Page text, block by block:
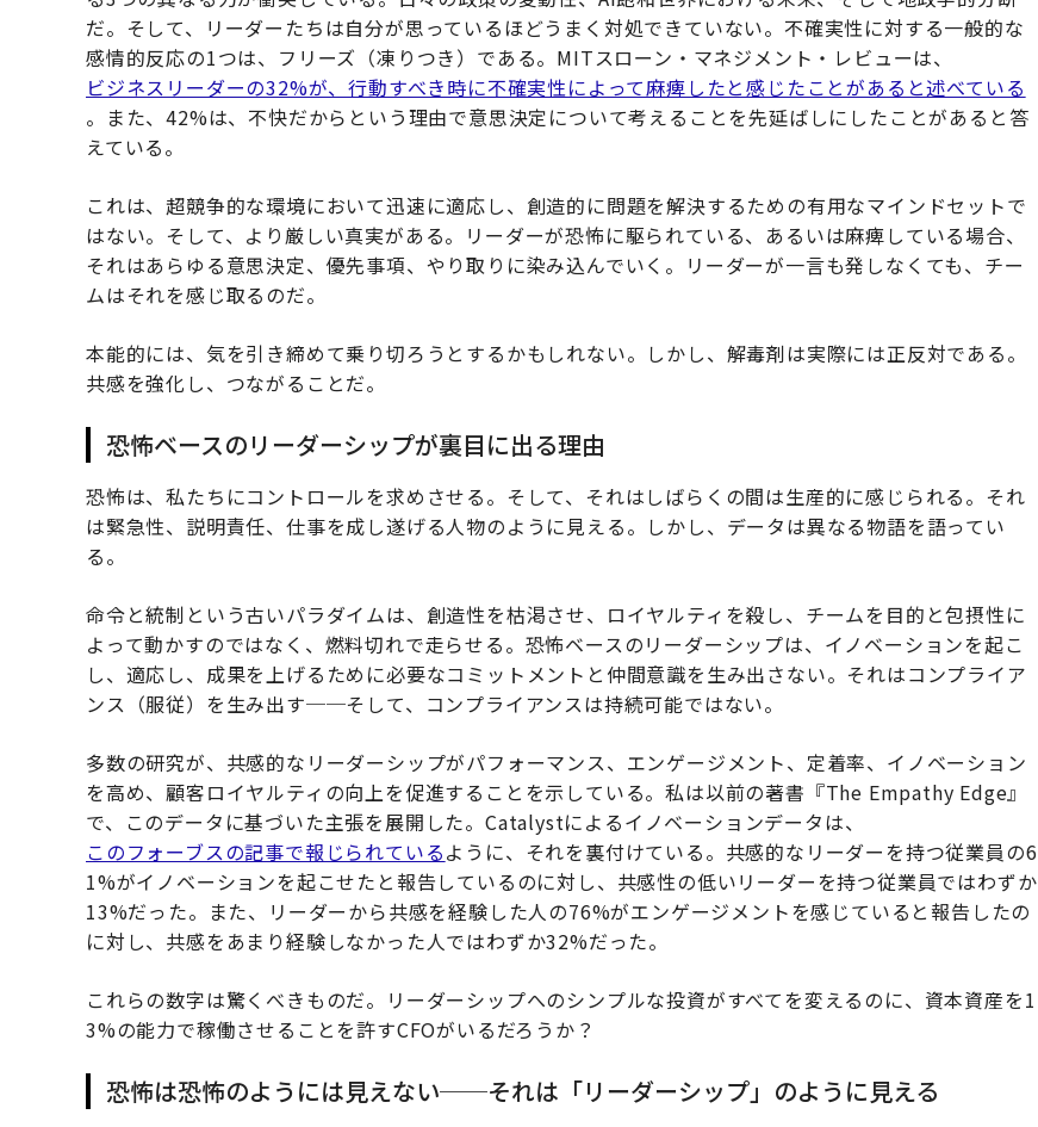
だ。そして、リーダーたちは自分が思っているほどうまく対処できていない。不確実性に対する一般的な
感情的反応の1つは、フリーズ（凍りつき）である。MITスローン・マネジメント・レビューは、
ビジネスリーダーの32%が、行動すべき時に不確実性によって麻痺したと感じたことがあると述べている
。また、42%は、不快だからという理由で意思決定について考えることを先延ばしにしたことがあると答
えている。
これは、超競争的な環境において迅速に適応し、創造的に問題を解決するための有用なマインドセットで
はない。そして、より厳しい真実がある。リーダーが恐怖に駆られている、あるいは麻痺している場合、
それはあらゆる意思決定、優先事項、やり取りに染み込んでいく。リーダーが一言も発しなくても、チー
ムはそれを感じ取るのだ。
本能的には、気を引き締めて乗り切ろうとするかもしれない。しかし、解毒剤は実際には正反対である。
共感を強化し、つながることだ。
恐怖ベースのリーダーシップが裏目に出る理由
恐怖は、私たちにコントロールを求めさせる。そして、それはしばらくの間は生産的に感じられる。それ
は緊急性、説明責任、仕事を成し遂げる人物のように見える。しかし、データは異なる物語を語ってい
る。
命令と統制という古いパラダイムは、創造性を枯渇させ、ロイヤルティを殺し、チームを目的と包摂性に
よって動かすのではなく、燃料切れで走らせる。恐怖ベースのリーダーシップは、イノベーションを起こ
し、適応し、成果を上げるために必要なコミットメントと仲間意識を生み出さない。それはコンプライア
ンス（服従）を生み出す──そして、コンプライアンスは持続可能ではない。
多数の研究が、共感的なリーダーシップがパフォーマンス、エンゲージメント、定着率、イノベーション
を高め、顧客ロイヤルティの向上を促進することを示している。私は以前の著書『The Empathy Edge』
で、このデータに基づいた主張を展開した。Catalystによるイノベーションデータは、
このフォーブスの記事で報じられているように、それを裏付けている。共感的なリーダーを持つ従業員の6
1%がイノベーションを起こせたと報告しているのに対し、共感性の低いリーダーを持つ従業員ではわずか
13%だった。また、リーダーから共感を経験した人の76%がエンゲージメントを感じていると報告したの
に対し、共感をあまり経験しなかった人ではわずか32%だった。
これらの数字は驚くべきものだ。リーダーシップへのシンプルな投資がすべてを変えるのに、資本資産を1
3%の能力で稼働させることを許すCFOがいるだろうか？
恐怖は恐怖のようには見えない──それは「リーダーシップ」のように見える